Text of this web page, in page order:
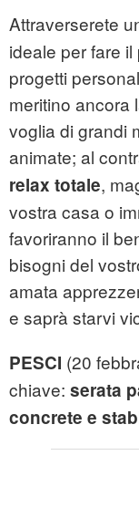
Attraverserete
ideale per fare
progetti
meritino ancora
voglia di grandi
animate; al
relax totale,
vostra casa o
favoriranno il
bisogni del
amata
e saprà starvi
PESCI (20
chiave: serata
concrete e